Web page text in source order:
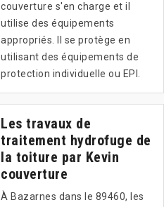
couverture s'en charge et il
utilise des équipements
appropriés. Il se protège en
utilisant des équipements de
protection individuelle ou EPI.
Les travaux de
traitement hydrofuge de
la toiture par Kevin
couverture
À Bazarnes dans le 89460, les